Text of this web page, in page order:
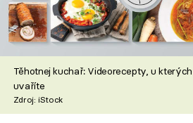
Škola vaření
Recepty z TV
Speciál: Cuketa
Těhotnej kuchař
Těhotnej kuchař: Videorecepty, u
uvaříte
Zdroj: iStock